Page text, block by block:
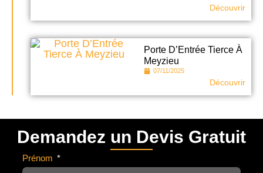
Découvrir
Porte D’Entrée Tierce À
Meyzieu
07/11/2025
Découvrir
Demandez un Devis Gratuit
Prénom